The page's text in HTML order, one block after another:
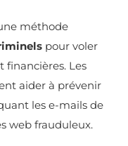
méthode
pour voler
financières. Les
aider à prévenir
les e-mails de
web frauduleux.